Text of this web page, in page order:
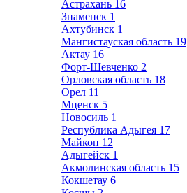
Астрахань 16
Знаменск 1
Ахтубинск 1
Мангистауская область 19
Актау 16
Форт-Шевченко 2
Орловская область 18
Орел 11
Мценск 5
Новосиль 1
Республика Адыгея 17
Майкоп 12
Адыгейск 1
Акмолинская область 15
Кокшетау 6